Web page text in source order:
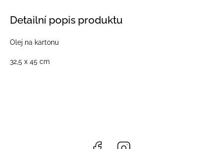
Detailní popis produktu
Olej na kartonu
32,5 x 45 cm
Facebook